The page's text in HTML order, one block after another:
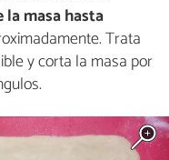
la masa hasta
Trata
y corta la masa por